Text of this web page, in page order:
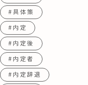
#具体策
#内定
#内定後
#内定者
#内定辞退